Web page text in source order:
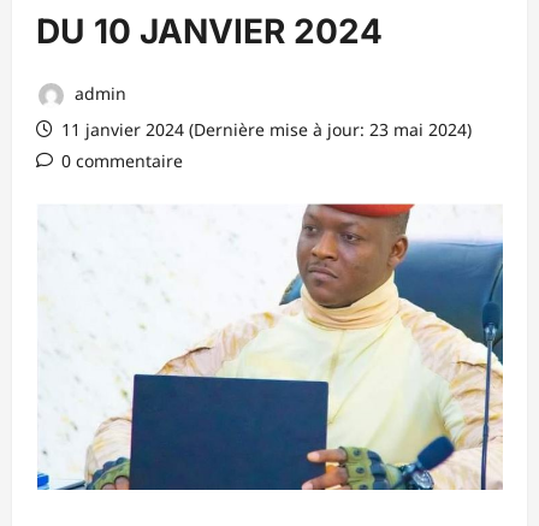
DU 10 JANVIER 2024
admin
11 janvier 2024 (Dernière mise à jour: 23 mai 2024)
0 commentaire